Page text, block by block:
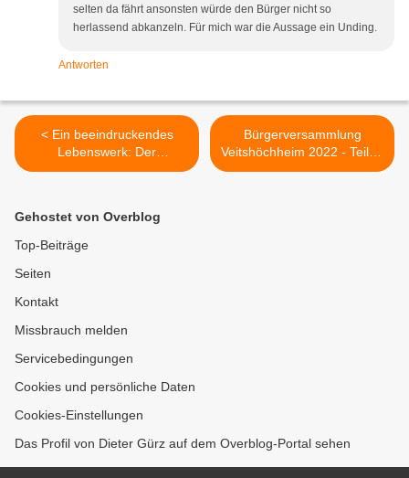
selten da fährt ansonsten würde den Bürger nicht so
herlassend abkanzeln. Für mich war die Aussage ein Unding.
Antworten
< Ein beeindruckendes
Lebenswerk: Der
Veitshöchheimer Rudi Hepf
Bundesverdienstkreuz am
Bürgerversammlung
Veitshöchheim 2022 - Teil 2:
Veitshöchheim steht
Gehostet von Overblog
Top-Beiträge
Seiten
Kontakt
Missbrauch melden
Servicebedingungen
Cookies und persönliche Daten
Cookies-Einstellungen
Das Profil von Dieter Gürz auf dem Overblog-Portal sehen